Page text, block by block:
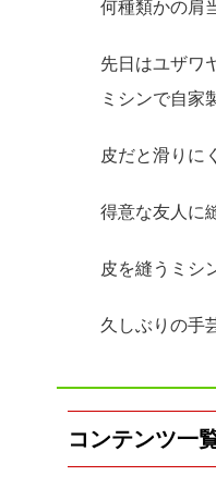
何種類かの肩
先日はユザワ
ミシンで自家
皮だと滑りに
得意な友人に
皮を縫うミシ
久しぶりの手
コンテンツ一